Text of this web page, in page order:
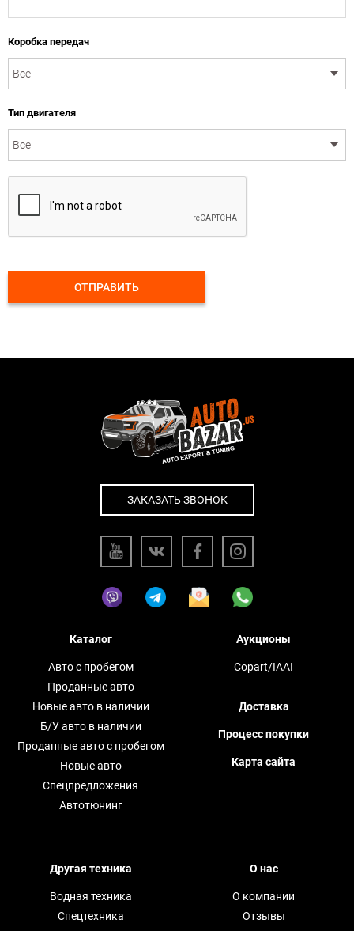
Коробка передач
Тип двигателя
ОТПРАВИТЬ
ЗАКАЗАТЬ ЗВОНОК
Каталог
Авто с пробегом
Проданные авто
Новые авто в наличии
Б/У авто в наличии
Проданные авто с пробегом
Новые авто
Спецпредложения
Автотюнинг
Аукционы
Copart/IAAI
Доставка
Процесс покупки
Карта сайта
Другая техника
Водная техника
Спецтехника
О нас
О компании
Отзывы